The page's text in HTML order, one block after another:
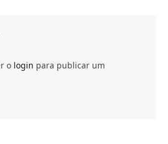
o login para publicar um